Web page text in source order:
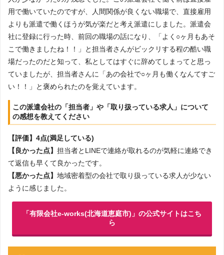
用で働いていたのですが、人間関係が良くない職場で、直接雇用
よりも派遣で働くほうが気が楽だと考え派遣にしました。派遣会
社に登録に行った時、前回の職場の話になり、「よく○ヶ月もあそ
こで働きましたね！！」と担当者さんがビックリする程の酷い職
場だったのだと知って、私としてはすぐに辞めてしまってと思っ
ていましたが、担当者さんに「あの会社で○ヶ月も働くなんてすご
い！！」と褒められたのを覚えています。
この派遣会社の「担当者」や「取り扱っている求人」について
の感想を教えてください
【評価】4点(満足している)
【良かった点】 担当者とLINEで連絡が取れるのが気軽に連絡でき
て返信も早くて良かったです。
【悪かった点】 地域密着型の会社で取り扱っている求人が少ない
ように感じました。
「有限会社e-works(北海道恵庭市)」の公式サイトはこち
ら